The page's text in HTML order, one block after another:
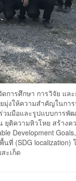
ารศึกษา การวิจัย แล
งให้ความสำคัญในก
มมือและรูปแบบการพั
ติความหิวโหย สร้างค
Development
ที่ (SDG
ะเก็ด